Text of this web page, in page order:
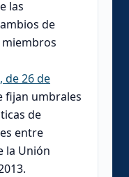
las
de
miembros
de 26 de
fijan umbrales
de
entre
la Unión